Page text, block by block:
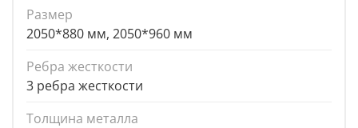
Размер
2050*880 мм, 2050*960 мм
Ребра жесткости
3 ребра жесткости
Толщина металла